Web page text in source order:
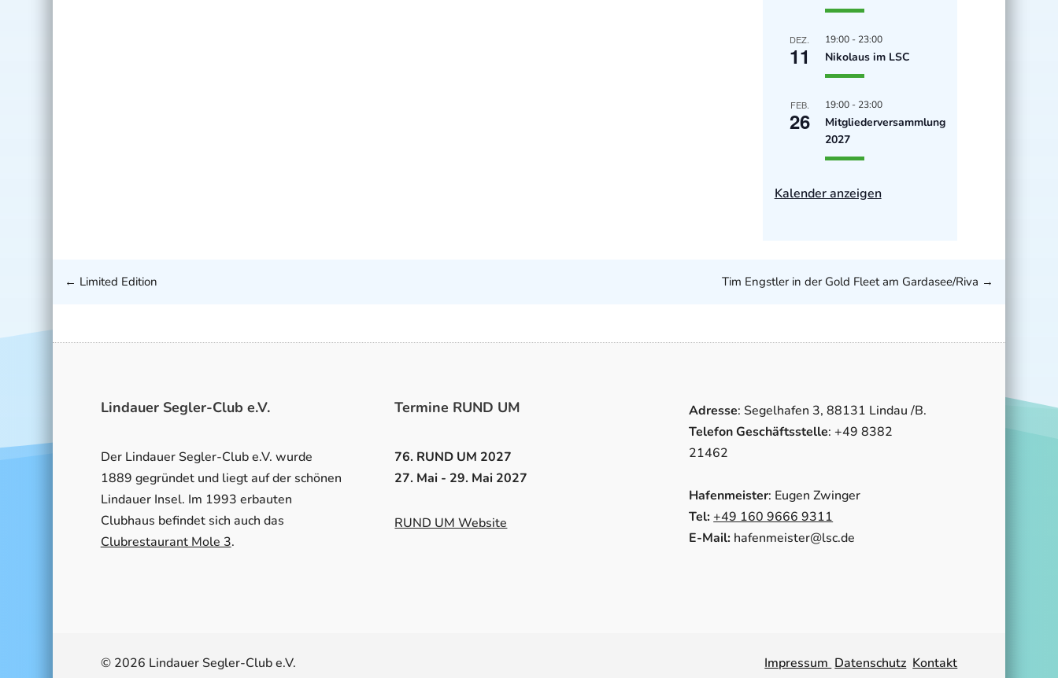
DEZ.
11
19:00- 23:00
Nikolaus im LSC
FEB.
26
19:00- 23:00
Mitgliederversammlung
2027
Kalender anzeigen
← Limited Edition Tim Engstler in der Gold Fleet am Gardasee/Riva →
Lindauer Segler-Club e.V.
Der Lindauer Segler-Club e.V. wurde
1889 gegründet und liegt auf der schönen
Lindauer Insel. Im 1993 erbauten
Clubhaus befindet sich auch das
Clubrestaurant Mole 3.
Termine RUND UM
76. RUND UM 2027
27. Mai - 29. Mai 2027
RUND UM Website
Adresse: Segelhafen 3, 88131 Lindau /B.
Telefon Geschäftsstelle: +49 8382
21462
Hafenmeister: Eugen Zwinger
Tel:+49 160 9666 9311
E-Mail: hafenmeister@lsc.de
© 2026 Lindauer Segler-Club e.V. Impressum Datenschutz Kontakt